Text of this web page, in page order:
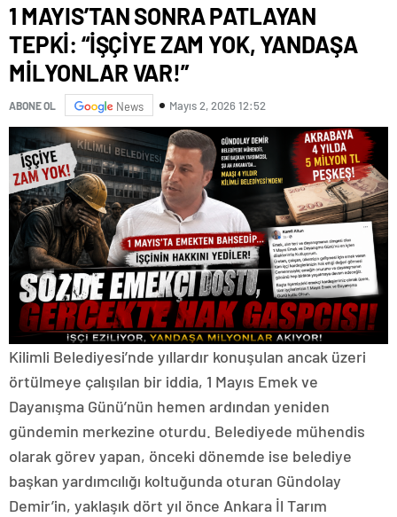
1 MAYIS’TAN SONRA PATLAYAN
TEPKİ: “İŞÇİYE ZAM YOK, YANDAŞA
MİLYONLAR VAR!”
ABONE OL News Mayıs 2, 2026 12:52
Kilimli Belediyesi’nde yıllardır konuşulan ancak üzeri
örtülmeye çalışılan bir iddia, 1 Mayıs Emek ve
Dayanışma Günü’nün hemen ardından yeniden
gündemin merkezine oturdu. Belediyede mühendis
olarak görev yapan, önceki dönemde ise belediye
başkan yardımcılığı koltuğunda oturan Gündolay
Demir’in, yaklaşık dört yıl önce Ankara İl Tarım